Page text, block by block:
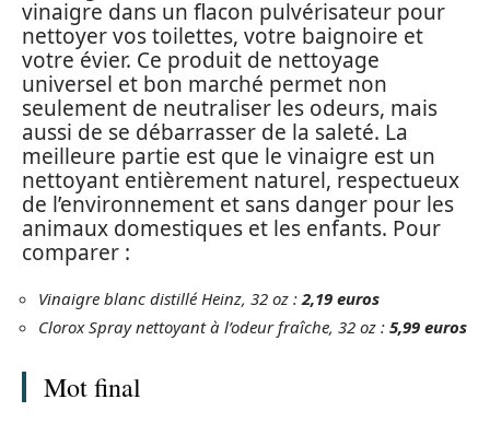
vinaigre dans un flacon pulvérisateur pour
nettoyer vos toilettes, votre baignoire et
votre évier. Ce produit de nettoyage
universel et bon marché permet non
seulement de neutraliser les odeurs, mais
aussi de se débarrasser de la saleté. La
meilleure partie est que le vinaigre est un
nettoyant entièrement naturel, respectueux
de l’environnement et sans danger pour les
animaux domestiques et les enfants. Pour
comparer :
Vinaigre blanc distillé Heinz, 32 oz :2,19 euros
Clorox Spray nettoyant à l’odeur fraîche, 32 oz : 5,99 euros
Mot final